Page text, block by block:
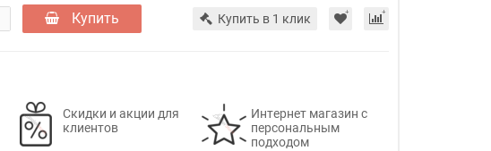
Купить Купить в 1 клик
Скидки и акции для
клиентов
Интернет магазин с
персональным
подходом